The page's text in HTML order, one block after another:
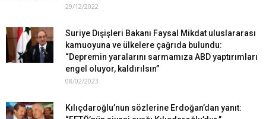
29/12/2022
Suriye Dışişleri Bakanı Faysal Mikdat uluslararası
kamuoyuna ve ülkelere çağrıda bulundu:
“Depremin yaralarını sarmamıza ABD yaptırımları
engel oluyor, kaldırılsın”
08/02/2023
Kılıçdaroğlu’nun sözlerine Erdoğan’dan yanıt: